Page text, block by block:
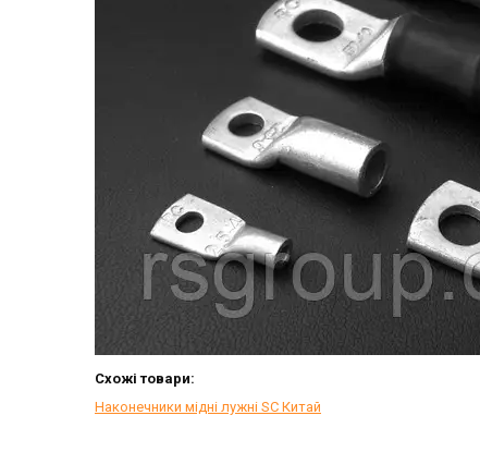
Схожі товари:
Наконечники мідні лужні SC Китай